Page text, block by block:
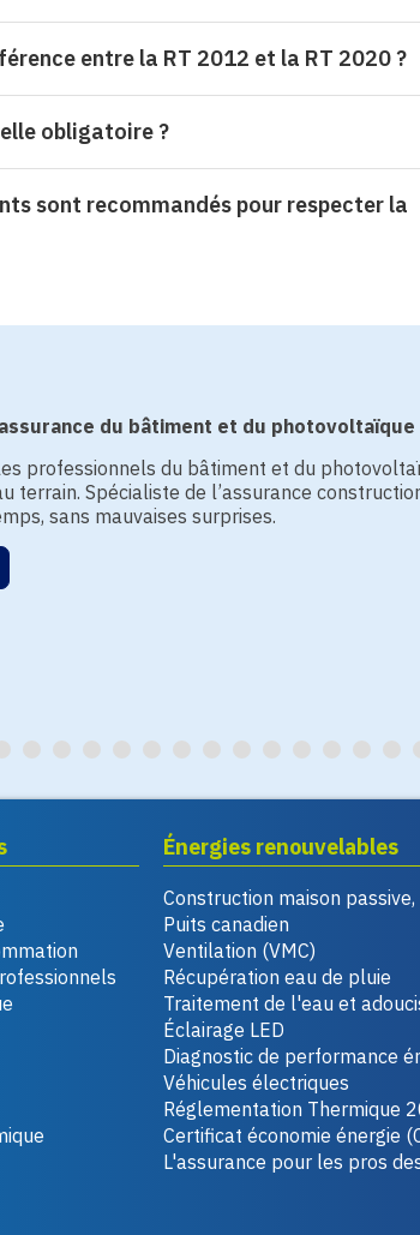
entre la RT 2012 et la RT 2020 ?
obligatoire ?
sont recommandés pour respecter la
du bâtiment et du photovoltaïque
professionnels du bâtiment et du
terrain. Spécialiste de l’assurance
sans mauvaises surprises.
Énergies renouvelables
Construction maison passive,
Puits canadien
Ventilation (VMC)
Récupération eau de pluie
Traitement de l'eau et
Éclairage LED
Diagnostic de performance
Véhicules électriques
Réglementation Thermique
Certificat économie énergie
L'assurance pour les pros